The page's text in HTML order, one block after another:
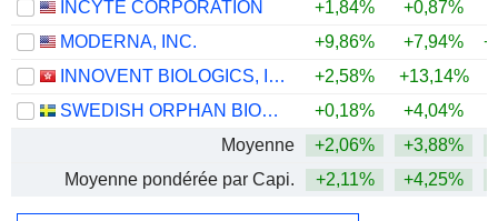
INCYTE CORPORATION
+1,84% +0,87%
MODERNA, INC.
+9,86% +7,94%
INNOVENT BIOLOGICS, INC.
+2,58% +13,14%
SWEDISH ORPHAN BIOVITRUM AB
+0,18% +4,04%
Moyenne
+2,06% +3,88%
Moyenne pondérée par Capi.
+2,11% +4,25%